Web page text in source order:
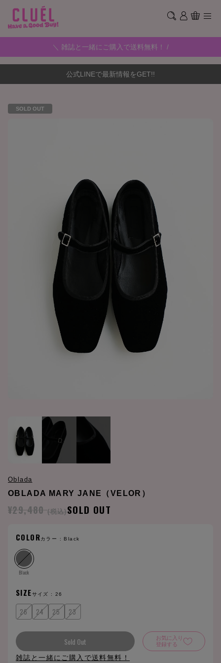
＼ 雑誌と一緒にご購入で送料無料！ /
公式LINEで最新情報をGET!!
SOLD OUT
Oblada
OBLADA MARY JANE（VELOR）
¥29,480 (税込)SOLD OUT
COLORカラー : Black
Black
SIZEサイズ :26
26 24 25 23
Sold Out
お気に入り
登録する
雑誌と一緒にご購入で送料無料！